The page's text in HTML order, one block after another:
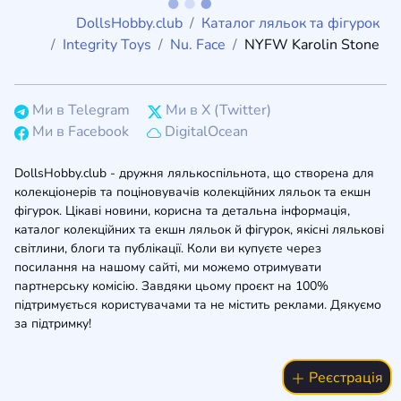
DollsHobby.club
Каталог ляльок та фігурок
Integrity Toys
Nu. Face NYFW Karolin Stone
Ми в Telegram
Ми в X (Twitter)
Ми в Facebook
DigitalOcean
DollsHobby.club - дружня лялькоспільнота, що створена для
колекціонерів та поціновувачів колекційних ляльок та екшн
фігурок. Цікаві новини, корисна та детальна інформація,
каталог колекційних та екшн ляльок й фігурок, якісні лялькові
світлини, блоги та публікації. Коли ви купуєте через
посилання на нашому сайті, ми можемо отримувати
партнерську комісію. Завдяки цьому проєкт на 100%
підтримується користувачами та не містить реклами. Дякуємо
за підтримку!
Реєстрація